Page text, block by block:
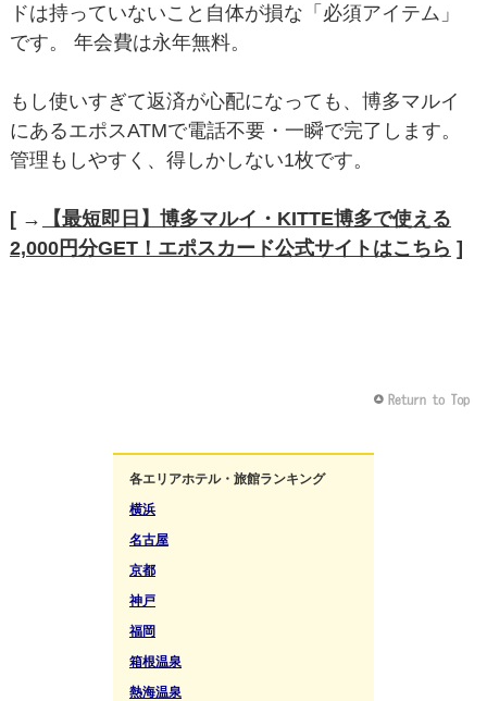
ドは持っていないこと自体が損な「必須アイテム」
です。 年会費は永年無料。
もし使いすぎて返済が心配になっても、博多マルイ
にあるエポスATMで電話不要・一瞬で完了します。
管理もしやすく、得しかしない1枚です。
[ →
【最短即日】博多マルイ・KITTE博多で使える
2,000円分GET！エポスカード公式サイトはこちら ]
各エリアホテル・旅館ランキング
横浜
名古屋
京都
神戸
福岡
箱根温泉
熱海温泉